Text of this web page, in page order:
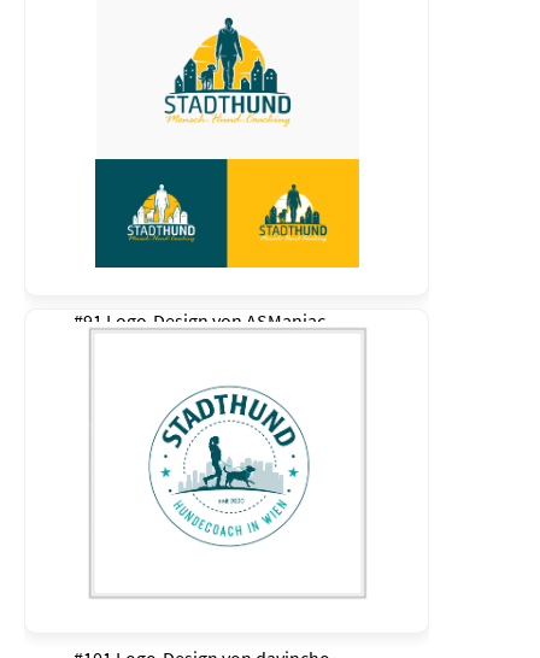
#91 Logo-Design von ASManiac